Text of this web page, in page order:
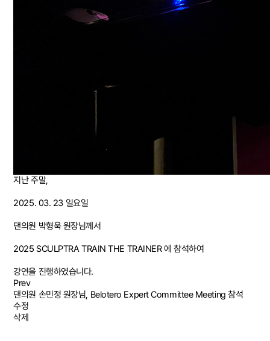
지난 주말,
2025. 03. 23 일요일
댄의원 박형욱 원장님께서
2025 SCULPTRA TRAIN THE TRAINER 에 참석하여
강연을 진행하였습니다.
Prev
댄의원 손민정 원장님, Belotero Expert Committee Meeting 참석
수정
삭제